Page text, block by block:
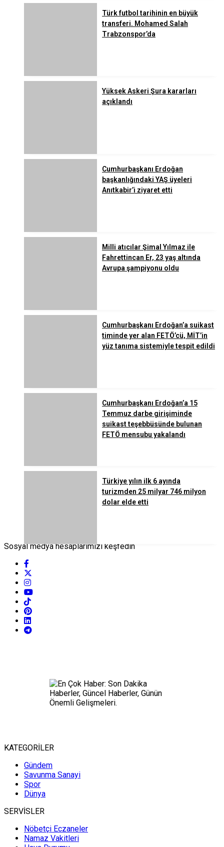
Türk futbol tarihinin en büyük
transferi. Mohamed Salah
Trabzonspor’da
Yüksek Askeri Şura kararları
açıklandı
Cumhurbaşkanı Erdoğan
başkanlığındaki YAŞ üyeleri
Anıtkabir’i ziyaret etti
Milli atıcılar Şimal Yılmaz ile
Fahrettincan Er, 23 yaş altında
Avrupa şampiyonu oldu
Cumhurbaşkanı Erdoğan’a suikast
timinde yer alan FETÖ’cü, MİT’in
yüz tanıma sistemiyle tespit edildi
Cumhurbaşkanı Erdoğan’a 15
Temmuz darbe girişiminde
suikast teşebbüsünde bulunan
FETÖ mensubu yakalandı
Türkiye yılın ilk 6 ayında
turizmden 25 milyar 746 milyon
dolar elde etti
Sosyal medya hesaplarımızı keşfedin
KATEGORİLER
Gündem
Savunma Sanayi
Spor
Dünya
SERVİSLER
Nöbetçi Eczaneler
Namaz Vakitleri